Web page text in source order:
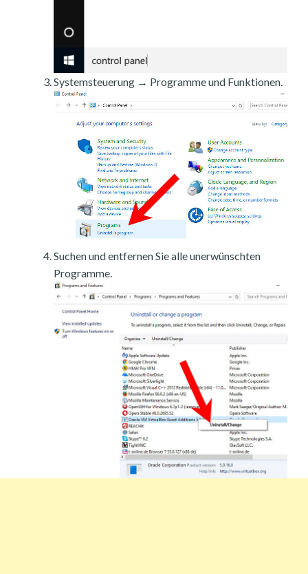
Systemsteuerung → Programme und Funktionen.
Suchen und entfernen Sie alle unerwünschten
Programme.